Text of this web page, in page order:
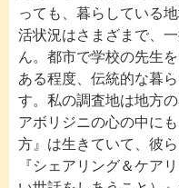
っても、暮らしている
活状況はさまざまで、
ん。都市で学校の先生
ある程度、伝統的な暮
す。私の調査地は地方
アボリジニの心の中に
方』は生きていて、彼
『シェアリング＆ケア